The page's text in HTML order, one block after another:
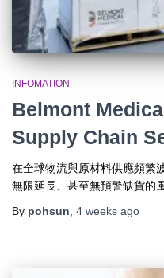
INFOMATION
Belmont
Supply Chain
在全球物流與原材料供應頻繁
無限延長、甚至無預警缺貨的
By pohsun 4 weeks ago